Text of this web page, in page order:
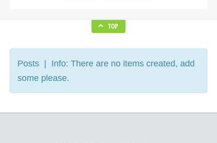
TOP
Posts | Info: There are no items created, add
some please.